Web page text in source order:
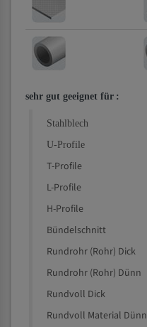
sehr gut geeignet für :
Stahlblech
U-Profile
T-Profile
L-Profile
H-Profile
Bündelschnitt
Rundrohr (Rohr) Dick
Rundrohr (Rohr) Dünn
Rundvoll Dick
Rundvoll Material Dünn